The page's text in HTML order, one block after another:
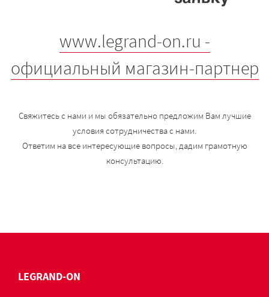
www.legrand-on.ru -
официальный магазин-партнер
Свяжитесь с нами и мы обязательно предложим Вам лучшие
условия сотрудничества с нами.
Ответим на все интересующие вопросы, дадим грамотную
консультацию.
LEGRAND-ON